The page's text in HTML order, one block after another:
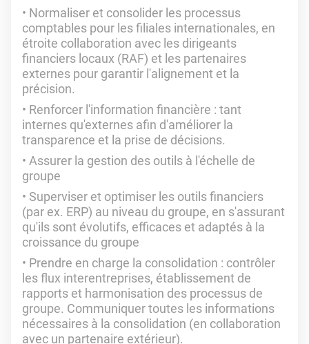
Normaliser et consolider les processus
comptables pour les filiales internationales, en
étroite collaboration avec les dirigeants
financiers locaux (RAF) et les partenaires
externes pour garantir l'alignement et la
précision.
Renforcer l'information financière : tant
internes qu'externes afin d'améliorer la
transparence et la prise de décisions.
Assurer la gestion des outils à l'échelle de
groupe
Superviser et optimiser les outils financiers
(par ex. ERP) au niveau du groupe, en s'assurant
qu'ils sont évolutifs, efficaces et adaptés à la
croissance du groupe
Prendre en charge la consolidation : contrôler
les flux interentreprises, établissement de
rapports et harmonisation des processus de
groupe. Communiquer toutes les informations
nécessaires à la consolidation (en collaboration
avec un partenaire extérieur).